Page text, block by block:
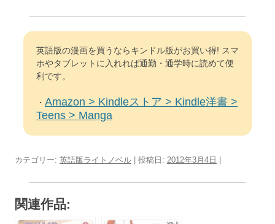
英語版の漫画を買うならキンドル版がお買い得! スマ
ホやタブレットに入れれば通勤・通学時に読めて便
利です。
・ Amazon > Kindleストア > Kindle洋書 >
Teens > Manga
カテゴリー: 英語版ライトノベル | 投稿日: 2012年3月4日
関連作品: